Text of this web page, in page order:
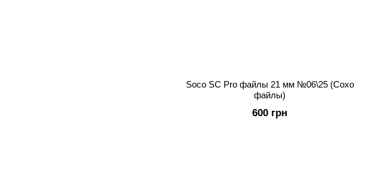
Soco SC Pro файлы 21 мм №06\25 (Сохо
файлы)
600 грн